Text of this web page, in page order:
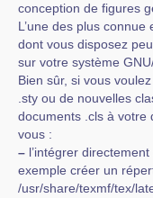
conception de figures
L’une des plus
dont vous disposez
sur votre système
Bien sûr, si vous
.sty ou de nouvelles
documents .cls à votre
vous :
– l’intégrer
exemple créer un
/usr/share/texmf/tex/